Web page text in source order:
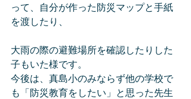
って、自分が作った防災マップと手紙
を渡したり、
大雨の際の避難場所を確認したりした
子もいた様です。
今後は、真島小のみならず他の学校で
も「防災教育をしたい」と思った先生